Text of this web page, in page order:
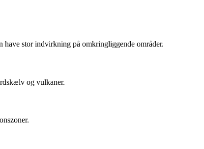
stor indvirkning på omkringliggende områder.
og vulkaner.